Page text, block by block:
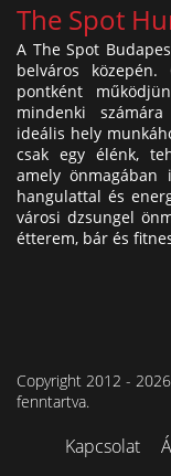
The Spot
A The Spot
belváros
pontként
mindenki
ideális hely
csak egy élénk,
amely önmagában
hangulattal és
városi dzsungel
étterem, bár és
Copyright 2012 -
fenntartva.
Kapcsolat